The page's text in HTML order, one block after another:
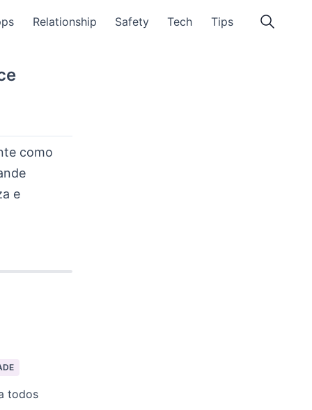
Relationship Safety Tech Tips
como
e
todos